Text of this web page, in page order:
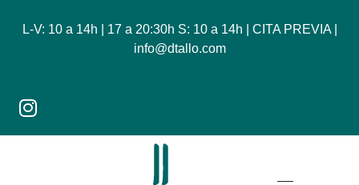
L-V: 10 a 14h | 17 a 20:30h S: 10 a 14h | CITA PREVIA |
info@dtallo.com